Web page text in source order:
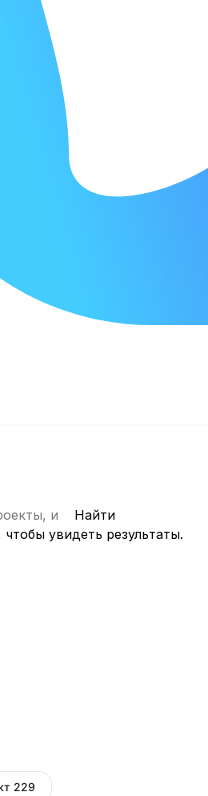
Найти
увидеть результаты.
229